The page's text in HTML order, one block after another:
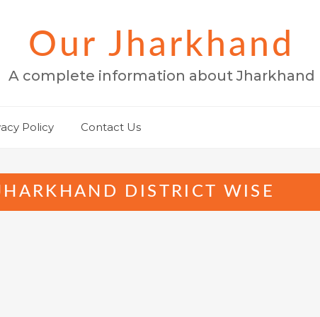
Our Jharkhand
A complete information about Jharkhand
Policy Contact Us
DISTRICT WISE